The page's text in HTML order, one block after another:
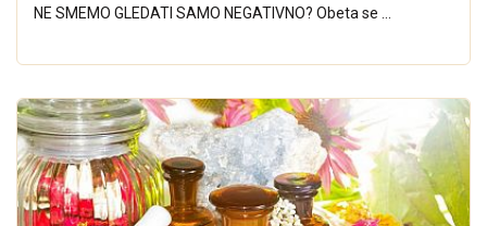
NE SMEMO GLEDATI SAMO NEGATIVNO? Obeta se ...